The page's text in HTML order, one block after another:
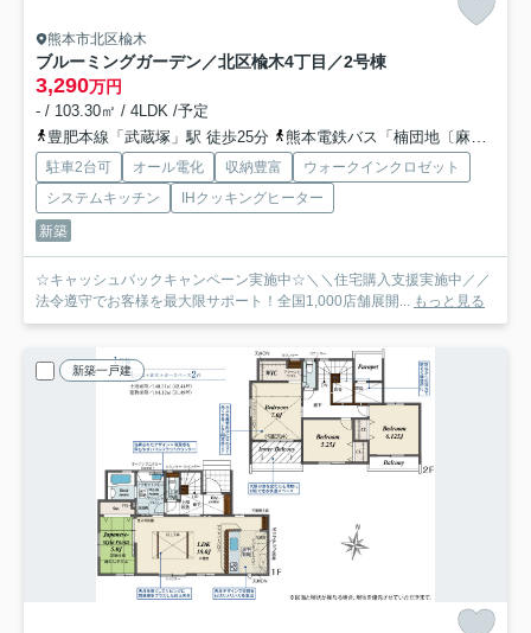
熊本市北区楡木
ブルーミングガーデン／北区楡木4丁目／2号棟
3,290万円
- / 103.30㎡ / 4LDK /予定
豊肥本線「武蔵塚」駅 徒歩25分
熊本電鉄バス「楠団地〔麻生田小経由〕」バス停下車 徒歩9分
駐車2台可 オール電化 収納豊富
ウォークインクロゼット
システムキッチン
IHクッキングヒーター
新築
☆キャッシュバックキャンペーン実施中☆＼＼住宅購入支援実施中／／
法令遵守でお客様を最大限サポート！全国1,000店舗展開... もっと見る
新築一戸建